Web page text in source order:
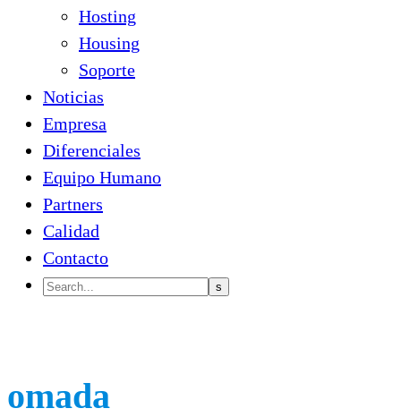
Hosting
Housing
Soporte
Noticias
Empresa
Diferenciales
Equipo Humano
Partners
Calidad
Contacto
omada